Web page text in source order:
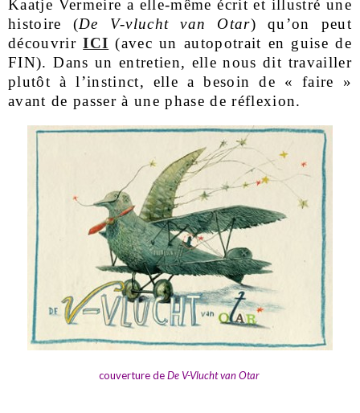
Kaatje Vermeire a elle-même écrit et illustré une
histoire (De V-vlucht van Otar) qu’on peut
découvrirICI (avec un autopotrait en guise de
FIN). Dans un entretien, elle nous dit travailler
plutôt à l’instinct, elle a besoin de « faire »
avant de passer à une phase de réflexion.
couverture deDe V-Vlucht van Otar